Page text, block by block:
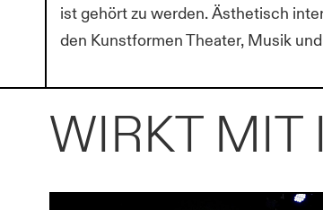
ist gehört zu werden. Ästhetisch
den Kunstformen Theater, Musik und
WIRKT MIT